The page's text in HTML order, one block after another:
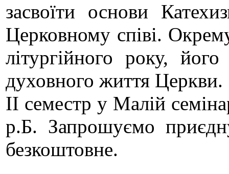
засвоїти основи
Церковному співі.
літургійного року,
духовного життя Церкви.
ІІ семестр у Малій
р.Б. Запрошуємо
безкоштовне.